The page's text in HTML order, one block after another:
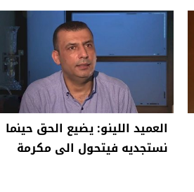
العميد اللينو: يضيع الحق حينما
نستجديه فيتحول الى مكرمة